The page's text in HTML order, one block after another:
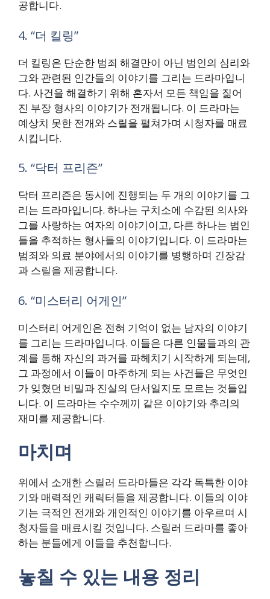
공합니다.
4. “더 킬링”
더 킬링은 단순한 범죄 해결만이 아닌 범인의 심리와
그와 관련된 인간들의 이야기를 그리는 드라마입니
다. 사건을 해결하기 위해 혼자서 모든 책임을 짊어
진 부장 형사의 이야기가 전개됩니다. 이 드라마는
예상치 못한 전개와 스릴을 펼쳐가며 시청자를 매료
시킵니다.
5. “닥터 프리즌”
닥터 프리즌은 동시에 진행되는 두 개의 이야기를 그
리는 드라마입니다. 하나는 구치소에 수감된 의사와
그를 사랑하는 여자의 이야기이고, 다른 하나는 범인
들을 추적하는 형사들의 이야기입니다. 이 드라마는
범죄와 의료 분야에서의 이야기를 병행하며 긴장감
과 스릴을 제공합니다.
6. “미스터리 어게인”
미스터리 어게인은 전혀 기억이 없는 남자의 이야기
를 그리는 드라마입니다. 이들은 다른 인물들과의 관
계를 통해 자신의 과거를 파헤치기 시작하게 되는데,
그 과정에서 이들이 마주하게 되는 사건들은 무엇인
가 잊혔던 비밀과 진실의 단서일지도 모르는 것들입
니다. 이 드라마는 수수께끼 같은 이야기와 추리의
재미를 제공합니다.
마치며
위에서 소개한 스릴러 드라마들은 각각 독특한 이야
기와 매력적인 캐릭터들을 제공합니다. 이들의 이야
기는 극적인 전개와 개인적인 이야기를 아우르며 시
청자들을 매료시킬 것입니다. 스릴러 드라마를 좋아
하는 분들에게 이들을 추천합니다.
놓칠 수 있는 내용 정리